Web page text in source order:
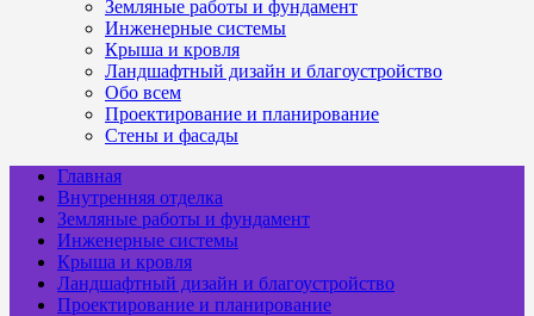
Земляные работы и фундамент
Инженерные системы
Крыша и кровля
Ландшафтный дизайн и благоустройство
Обо всем
Проектирование и планирование
Стены и фасады
Главная
Внутренняя отделка
Земляные работы и фундамент
Инженерные системы
Крыша и кровля
Ландшафтный дизайн и благоустройство
Проектирование и планирование